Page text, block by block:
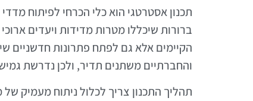
תכנון אסטרטגי הוא כלי הכרחי לפיתוח
ברורות שיכללו מטרות מדידות ויעדים
הקיימים אלא גם לפתח פתרונות חדשניים
והחברתיים משתנים תדיר, ולכן נדרשת
תהליך התכנון צריך לכלול ניתוח מעמיק של